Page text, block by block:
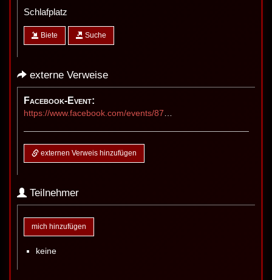
Schlafplatz
Biete Suche
externe Verweise
Facebook-Event:
https://www.facebook.com/events/876924748589873
externen Verweis hinzufügen
Teilnehmer
mich hinzufügen
keine